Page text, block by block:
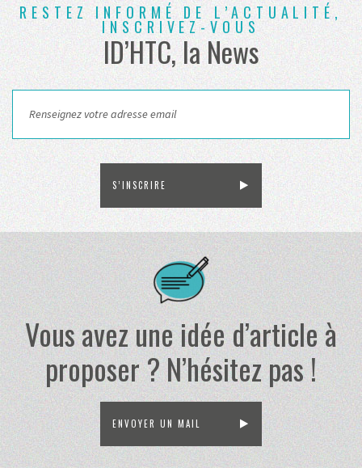
RESTEZ INFORMÉ DE L’ACTUALITÉ,
INSCRIVEZ-VOUS
ID’HTC, la News
S’INSCRIRE
Vous avez une idée d’article à
proposer ? N’hésitez pas !
ENVOYER UN MAIL